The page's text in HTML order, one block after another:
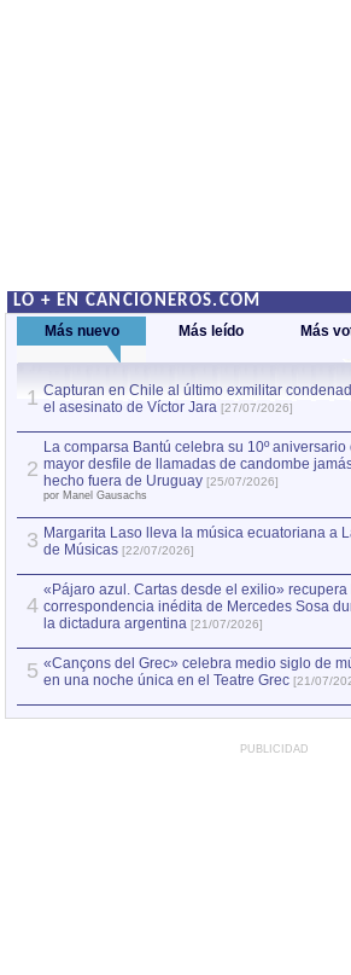
LO + EN CANCIONEROS.COM
Más nuevo Más leído Más
1 Capturan en Chile al último exmilitar
el asesinato de Víctor Jara [27/07/2026]
2
La comparsa Bantú celebra su 10º aniversario
mayor desfile de llamadas de candombe
hecho fuera de Uruguay [25/07/2026]
por Manel Gausachs
3 Margarita Laso lleva la música ecuatoriana a
de Músicas [22/07/2026]
4
«Pájaro azul. Cartas desde el exilio» recupera
correspondencia inédita de Mercedes Sosa
la dictadura argentina [21/07/2026]
5 «Cançons del Grec» celebra medio siglo de
en una noche única en el Teatre Grec [21/07/
PUBLICIDAD